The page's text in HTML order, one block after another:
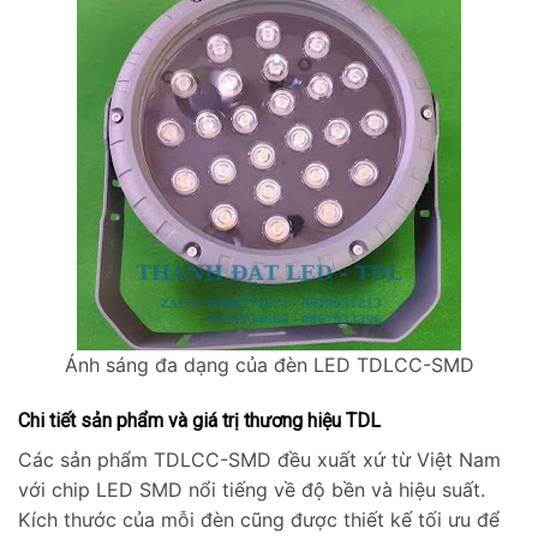
Ánh sáng đa dạng của đèn LED TDLCC-SMD
Chi tiết sản phẩm và giá trị thương hiệu TDL
Các sản phẩm TDLCC-SMD đều xuất xứ từ Việt Nam
với chip LED SMD nổi tiếng về độ bền và hiệu suất.
Kích thước của mỗi đèn cũng được thiết kế tối ưu để